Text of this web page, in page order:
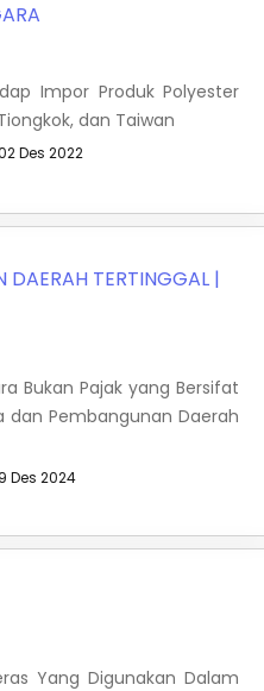
Impor Produk Polyester
dan Taiwan
Des 2022
DAERAH TERTINGGAL |
Bukan Pajak yang Bersifat
dan Pembangunan Daerah
Des 2024
Yang Digunakan Dalam